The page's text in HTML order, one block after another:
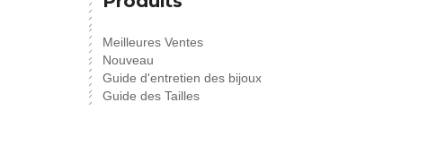
Meilleures Ventes
Nouveau
Guide d'entretien des bijoux
Guide des Tailles